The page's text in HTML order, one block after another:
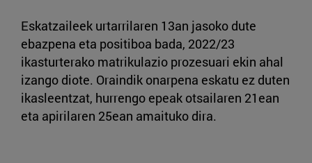
Eskatzaileek urtarrilaren 13an jasoko dute
ebazpena eta positiboa bada, 2022/23
ikasturterako matrikulazio prozesuari ekin ahal
izango diote. Oraindik onarpena eskatu ez duten
ikasleentzat, hurrengo epeak otsailaren 21ean
eta apirilaren 25ean amaituko dira.